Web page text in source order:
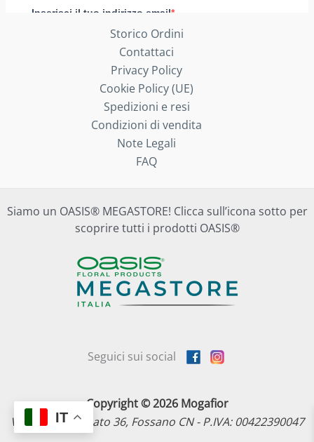
Storico Ordini
Contattaci
Privacy Policy
Cookie Policy (UE)
Spedizioni e resi
Condizioni di vendita
Note Legali
FAQ
Siamo un OASIS® MEGASTORE! Clicca sull’icona sotto per
scoprire tutti i prodotti OASIS®
Seguici sui social
Copyright © 2026 Mogafior
Via dell'Artigianato 36, Fossano CN - P.IVA: 00422390047
IT